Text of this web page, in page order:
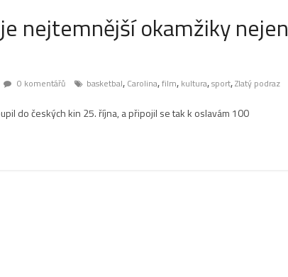
nejtemnější okamžiky nejen
0 komentářů basketbal, Carolina,film, kultura,sport,Zlatý podraz
do českých kin 25. října, a připojil se tak k oslavám 100